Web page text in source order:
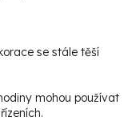
se stále těší
mohou používat